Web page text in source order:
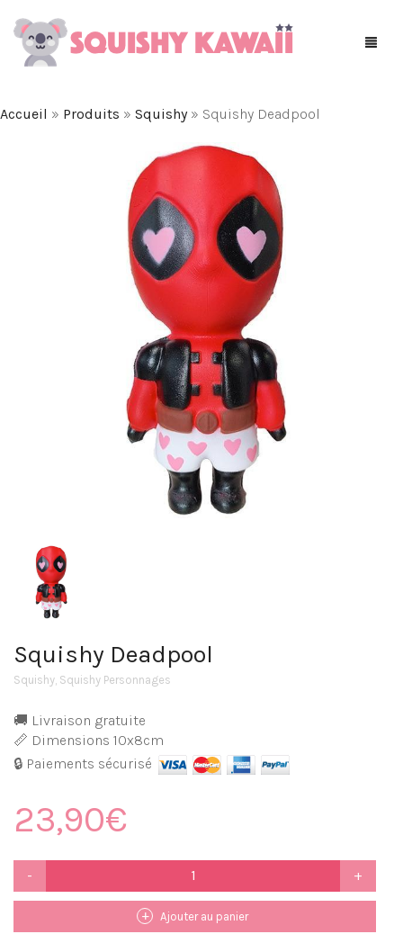
Accueil » Produits » Squishy» Squishy Deadpool
Squishy Deadpool
Squishy Squishy Personnages
🚚 Livraison gratuite
📏 Dimensions 10x8cm
🔒 Paiements sécurisé
23,90€
Squishy
Ajouter au panier